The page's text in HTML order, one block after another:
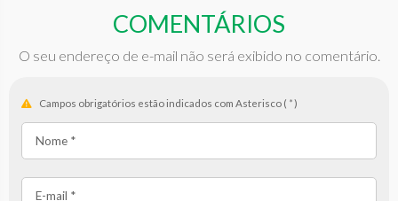
COMENTÁRIOS
O seu endereço de e-mail não será exibido no comentário.
Campos obrigatórios estão indicados com Asterisco ( *)